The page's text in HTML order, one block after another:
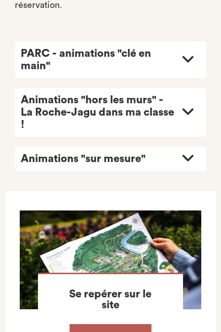
réservation.
PARC - animations "clé en
main"
Animations "hors les murs" -
La Roche-Jagu dans ma classe
!
Animations "sur mesure"
Se repérer sur le
site